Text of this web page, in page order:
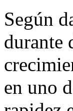
Según
durante
en uno